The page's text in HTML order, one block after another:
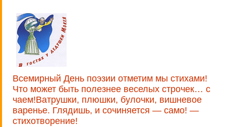
Всемирный День поэзии отметим мы стихами!
Что может быть полезнее веселых строчек… с
чаем!Ватрушки, плюшки, булочки, вишневое
варенье. Глядишь, и сочиняется — само! —
стихотворение!